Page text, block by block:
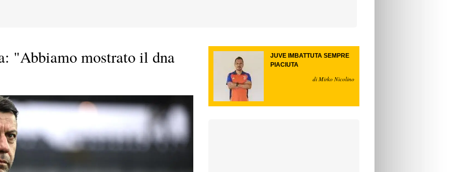
"Abbiamo mostrato il dna
JUVE IMBATTUTA SEMPRE
PIACIUTA
di Mirko Nicolino